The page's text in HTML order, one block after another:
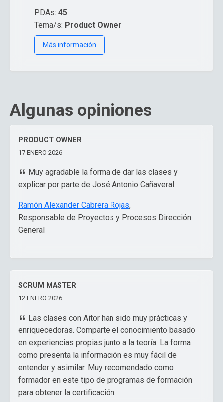
PDAs: 45
Tema/s: Product Owner
Más información
Algunas opiniones
PRODUCT OWNER
17 ENERO 2026
Muy agradable la forma de dar las clases y
explicar por parte de José Antonio Cañaveral.
Ramón Alexander Cabrera Rojas,
Responsable de Proyectos y Procesos Dirección
General
SCRUM MASTER
12 ENERO 2026
Las clases con Aitor han sido muy prácticas y
enriquecedoras. Comparte el conocimiento basado
en experiencias propias junto a la teoría. La forma
como presenta la información es muy fácil de
entender y asimilar. Muy recomendado como
formador en este tipo de programas de formación
para obtener la certificación.